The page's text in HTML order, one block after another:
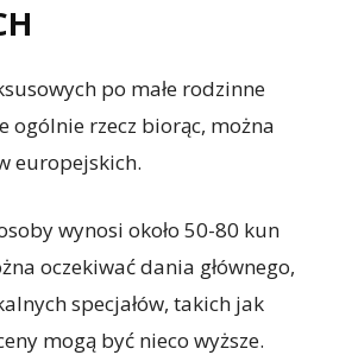
po małe rodzinne
ogólnie rzecz biorąc, można
europejskich.
wynosi około 50-80 kun
oczekiwać dania głównego,
specjałów, takich jak
mogą być nieco wyższe.